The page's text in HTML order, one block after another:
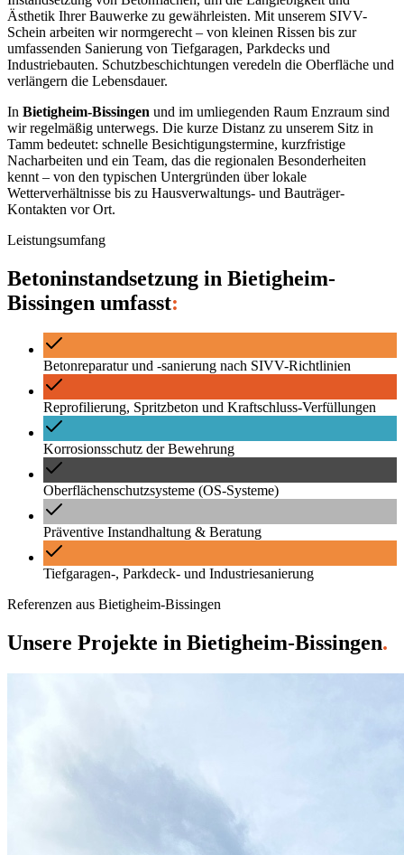
Ästhetik Ihrer Bauwerke zu gewährleisten. Mit unserem SIVV-
Schein arbeiten wir normgerecht – von kleinen Rissen bis zur
umfassenden Sanierung von Tiefgaragen, Parkdecks und
Industriebauten. Schutzbeschichtungen veredeln die Oberfläche und
verlängern die Lebensdauer.
In Bietigheim-Bissingen und im umliegenden Raum Enzraum sind
wir regelmäßig unterwegs. Die kurze Distanz zu unserem Sitz in
Tamm bedeutet: schnelle Besichtigungstermine, kurzfristige
Nacharbeiten und ein Team, das die regionalen Besonderheiten
kennt – von den typischen Untergründen über lokale
Wetterverhältnisse bis zu Hausverwaltungs- und Bauträger-
Kontakten vor Ort.
Leistungsumfang
Betoninstandsetzung in Bietigheim-
Bissingen umfasst:
Betonreparatur und -sanierung nach SIVV-Richtlinien
Reprofilierung, Spritzbeton und Kraftschluss-Verfüllungen
Korrosionsschutz der Bewehrung
Oberflächenschutzsysteme (OS-Systeme)
Präventive Instandhaltung & Beratung
Tiefgaragen-, Parkdeck- und Industriesanierung
Referenzen aus Bietigheim-Bissingen
Unsere Projekte in Bietigheim-Bissingen.